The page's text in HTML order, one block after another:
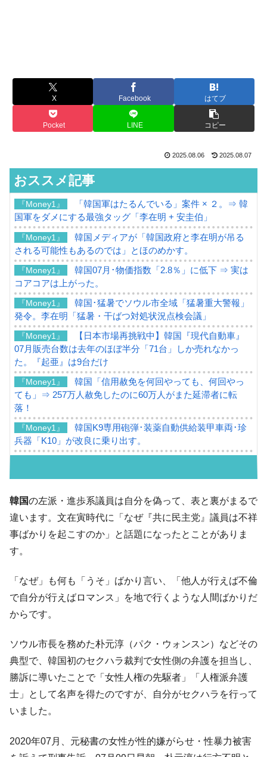
X Facebook はてブ
Pocket LINE コピー
2025.08.06 2025.08.07
おススメ記事
『Money1』
「韓国軍はたるんでいる」案件 × ２。⇒ 韓
国軍をダメにする最強タッグ「李在明 + 安圭伯」
『Money1』
韓国メディアが「韓国政府と李在明が吊る
される可能性もあるのでは」とほのめかす。
『Money1』
韓国07月･物価指数「2.8％」に低下 ⇒ 実は
コアコアは上がった。
『Money1』
韓国･猛暑でソウル市全域「猛暑重大警報」
発令。李在明「猛暑・干ばつ対処状況点検会議」
『Money1』
【日本市場再挑戦中】韓国『現代自動車』
07月販売台数は去年のほぼ半分「71台」しか売れなかっ
た。『起亜』は9台だけ
『Money1』
韓国「信用赦免を何回やっても、何回やっ
ても」⇒ 257万人赦免したのに60万人がまた延滞者に転
落！
『Money1』
韓国K9専用砲弾･装薬自動供給装甲車両･珍
兵器「K10」が改良に乗り出す。
『Money1』
韓国･李在明「青年層の雇用状況が悪い。せ
や、若者に起業させよう」⇒ どんな雇用対策だソレ。
ル。外平債の発行「19.4億ドル」
『Money1』
韓国･李在明さっそく不動産対策で浅薄な発
言。
だ。
『Money1』
『韓国銀行』が「金の保有量を増やしま
す」⇒「金を経由するドル入手」手段ではないのか？
『Money1』
韓国･外為取引量「1日当たり1,214.4億ド
い「50.5％」に上昇
韓国の左派・進歩系議員は自分を偽って、表と裏がまるで
違います。文在寅時代に「なぜ『共に民主党』議員は不祥
事ばかりを起こすのか」と話題になったとことがありま
す。
「なぜ」も何も「うそ」ばかり言い、「他人が行えば不倫
で自分が行えばロマンス」を地で行くような人間ばかりだ
からです。
ソウル市長を務めた朴元淳（パク・ウォンスン）などその
典型で、韓国初のセクハラ裁判で女性側の弁護を担当し、
勝訴に導いたことで「女性人権の先駆者」「人権派弁護
士」として名声を得たのですが、自分がセクハラを行って
いました。
2020年07月、元秘書の女性が性的嫌がらせ・性暴力被害